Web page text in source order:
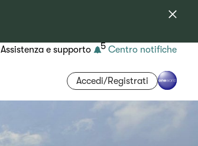
Assistenza e supporto 5 Centro notifiche
Accedi/Registrati